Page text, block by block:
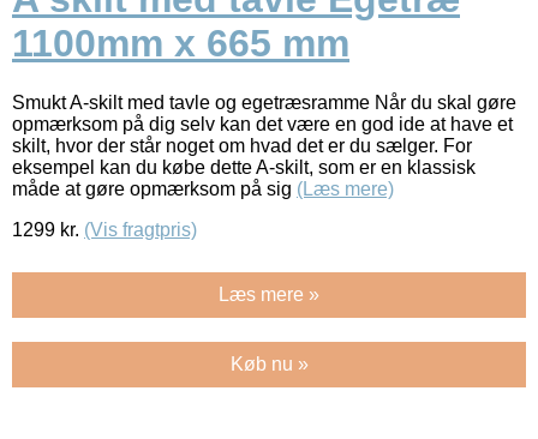
1100mm x 665 mm
Smukt A-skilt med tavle og egetræsramme Når du skal gøre
opmærksom på dig selv kan det være en god ide at have et
skilt, hvor der står noget om hvad det er du sælger. For
eksempel kan du købe dette A-skilt, som er en klassisk
måde at gøre opmærksom på sig (Læs mere)
1299 kr. (Vis fragtpris)
Læs mere »
Køb nu »